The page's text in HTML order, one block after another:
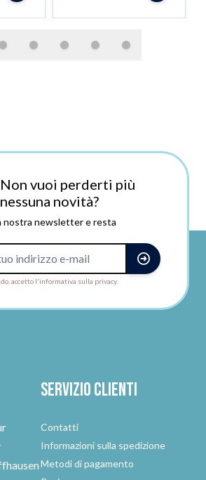
Non vuoi perderti più
nessuna novità?
nostra newsletter e resta
accetto l'informativa sulla privacy.
Servizio clienti
Contatti
Informazioni sulla spedizione
Metodi di pagamento